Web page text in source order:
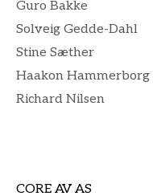
Guro Bakke
Solveig Gedde-Dahl
Stine Sæther
Haakon Hammerborg
Richard Nilsen
CORE AV AS